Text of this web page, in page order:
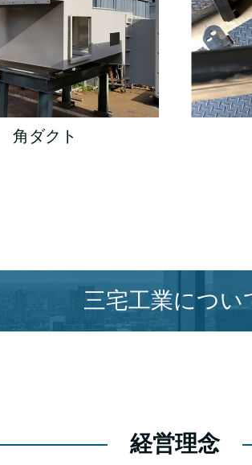
角ダクト
三宅工業につい
経営理念